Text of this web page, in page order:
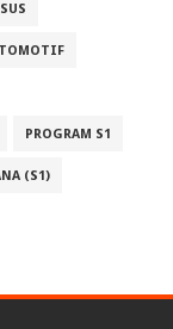
PROGRAM S1
(S1)